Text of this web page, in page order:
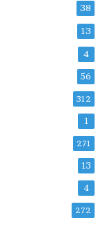
38
13
4
56
312
1
271
13
4
272